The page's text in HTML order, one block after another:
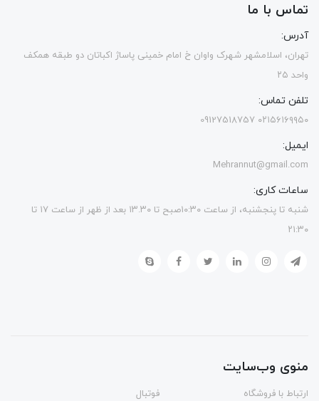
تماس با ما
آدرس:
تهران، اسلامشهر شهرک واوان خ امام خمینی پاساژ اکباتان دو طبقه همکف
واحد ۲۵
تلفن تماس:
۰۲۱۵۶۱۶۹۹۵۰ 09127518757
ایمیل:
Mehrannut@gmail.com
ساعات کاری:
شنبه تا پنجشنبه، از ساعت ۱۰:۳۰صبح تا ۱۳.۳۰ بعد از ظهر از ساعت ۱۷ تا
۲۱:۳۰
منوی وب‌سایت
ارتباط با فروشگاه
فوتبال